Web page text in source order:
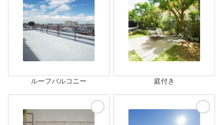
ルーフバルコニー 庭付き